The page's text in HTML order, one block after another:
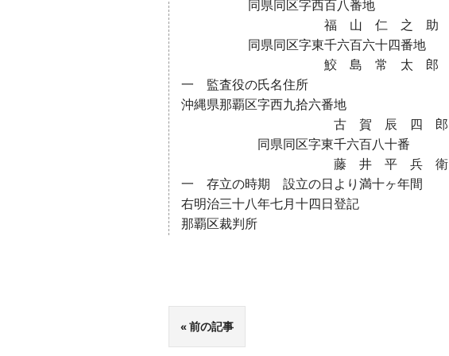
同県同区字西百八番地
福 山 仁 之 助
同県同区字東千六百六十四番地
鮫 島 常 太 郎
一 監査役の氏名住所
沖縄県那覇区字西九拾六番地
古 賀 辰 四 郎
同県同区字東千六百八十番
藤 井 平 兵 衛
一 存立の時期 設立の日より満十ヶ年間
右明治三十八年七月十四日登記
那覇区裁判所
前の記事